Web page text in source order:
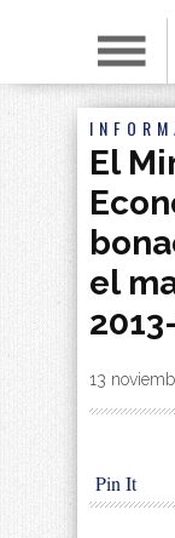
El
el
By|
13
Pin It